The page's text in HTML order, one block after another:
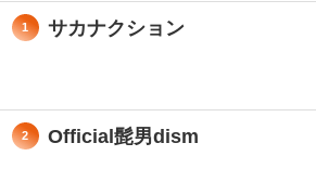
1 サカナクション
2 Official髭男dism